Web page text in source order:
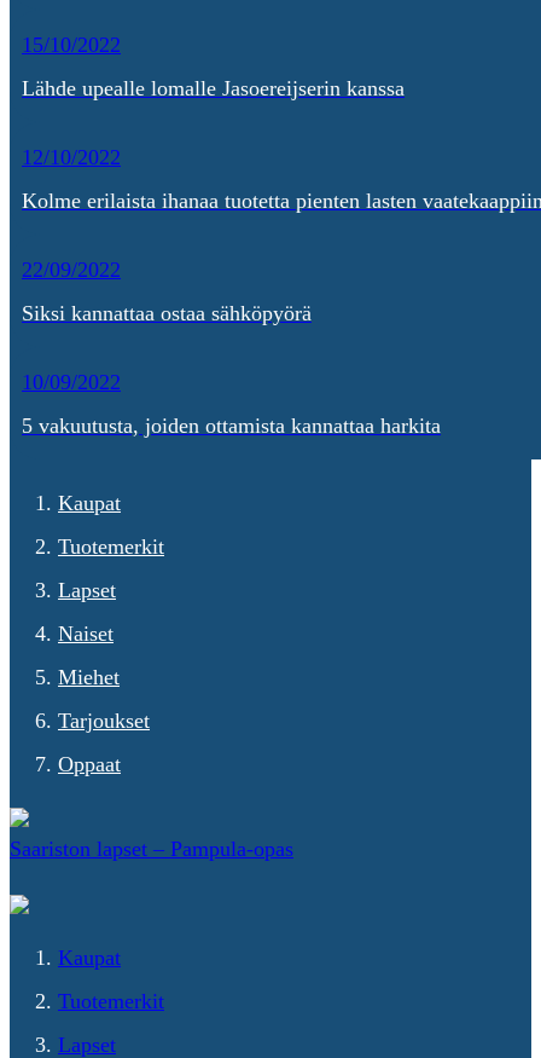
15/10/2022
Lähde upealle lomalle Jasoereijserin kanssa
12/10/2022
Kolme erilaista ihanaa tuotetta pienten lasten
22/09/2022
Siksi kannattaa ostaa sähköpyörä
10/09/2022
5 vakuutusta, joiden ottamista kannattaa harkita
Kaupat
Tuotemerkit
Lapset
Naiset
Miehet
Tarjoukset
Oppaat
Saariston lapset – Pampula-opas
Kaupat
Tuotemerkit
Lapset